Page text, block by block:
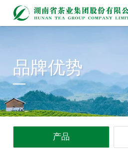
品牌优势
产品